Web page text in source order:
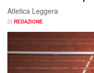
Atletica Leggera
DI REDAZIONE